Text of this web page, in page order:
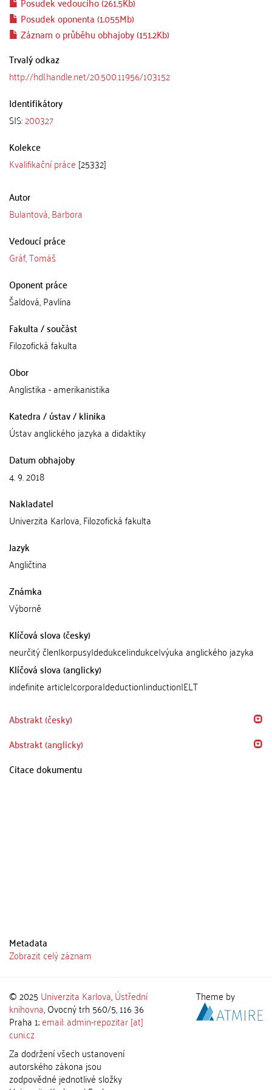
Posudek oponenta (1.055Mb)
Záznam o průběhu obhajoby (151.2Kb)
Trvalý odkaz
http://hdl.handle.net/20.500.11956/103152
Identifikátory
SIS:200327
Kolekce
Kvalifikační práce [25332]
Autor
Bulantová, Barbora
Vedoucí práce
Gráf, Tomáš
Oponent práce
Šaldová, Pavlína
Fakulta / součást
Filozofická fakulta
Obor
Anglistika - amerikanistika
Katedra / ústav / klinika
Ústav anglického jazyka a didaktiky
Datum obhajoby
4. 9. 2018
Nakladatel
Univerzita Karlova, Filozofická fakulta
Jazyk
Angličtina
Známka
Výborně
Klíčová slova (česky)
neurčitý člen|korpusy|dedukce|indukce|výuka anglického jazyka
Klíčová slova (anglicky)
indefinite article|corpora|deduction|induction|ELT
Abstrakt (česky)
Abstrakt (anglicky)
Citace dokumentu
Metadata
Zobrazit celý záznam
© 2025 Univerzita Karlova,Ústřední
knihovna, Ovocný trh 560/5, 116 36
Praha 1;email: admin-repozitar [at]
cuni.cz
Za dodržení všech ustanovení
autorského zákona jsou
zodpovědné jednotlivé složky
Theme by